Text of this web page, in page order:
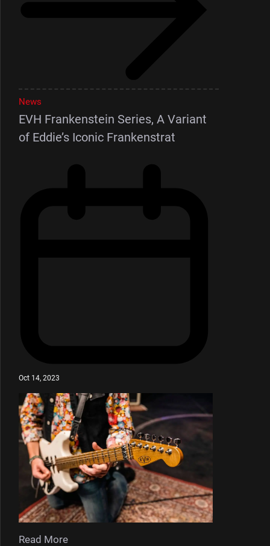
News
EVH Frankenstein Series, A Variant
of Eddie’s Iconic Frankenstrat
Oct 14, 2023
Read More